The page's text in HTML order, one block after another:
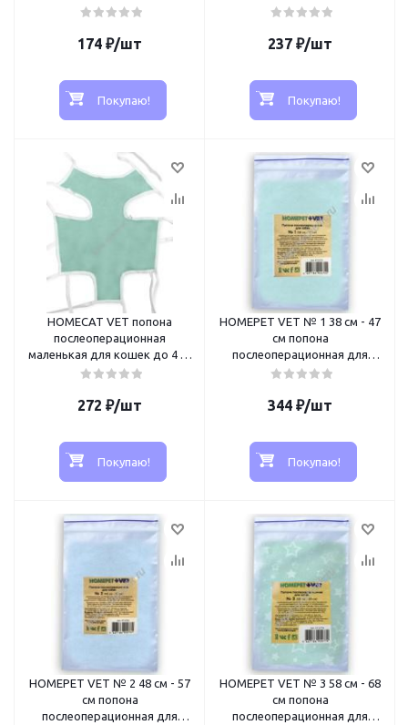
174 ₽/шт
Покупаю!
ситец
237 ₽/шт
Покупаю!
HOMECAT VET попона
послеоперационная
маленькая для кошек до 4 кг
фланель
272 ₽/шт
Покупаю!
HOMEPET VET № 1 38 см - 47
см попона
послеоперационная для
собак
344 ₽/шт
Покупаю!
HOMEPET VET № 2 48 см - 57
см попона
послеоперационная для
HOMEPET VET № 3 58 см - 68
см попона
послеоперационная для